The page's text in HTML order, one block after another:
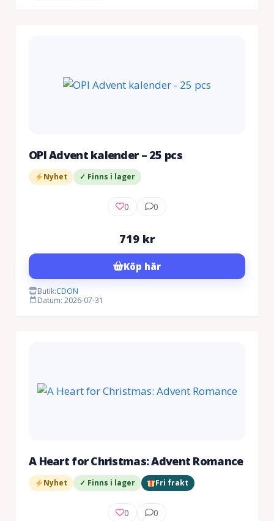
OPI Advent kalender – 25 pcs
Nyhet ✓ Finns i lager
0 0
719 kr
Köp här
Butik:CDON
Datum: 2026-07-31
A Heart for Christmas: Advent Romance
Nyhet ✓ Finns i lager Fri frakt
0 0